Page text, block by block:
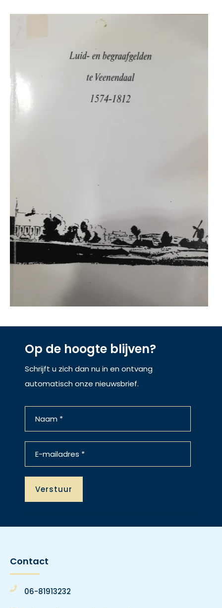
Op de hoogte blijven?
Schrijft u zich dan nu in en ontvang
automatisch onze nieuwsbrief.
Contact
06-81913232